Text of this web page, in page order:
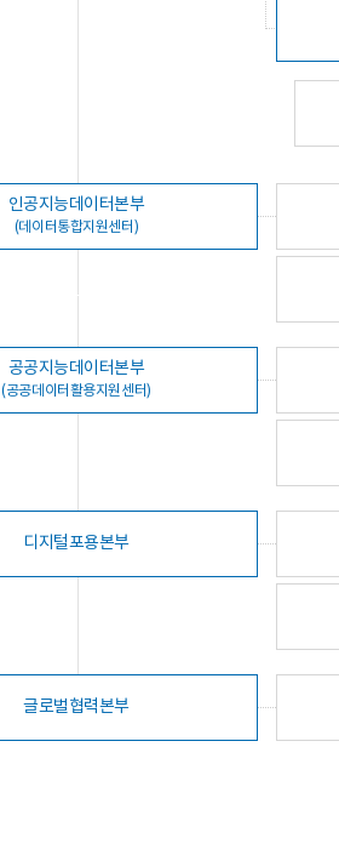
인공지능데이터본부
(데이터통합지원센터)
공공지능데이터본부
(공공데이터활용지원센터)
디지털포용본부
글로벌협력본부